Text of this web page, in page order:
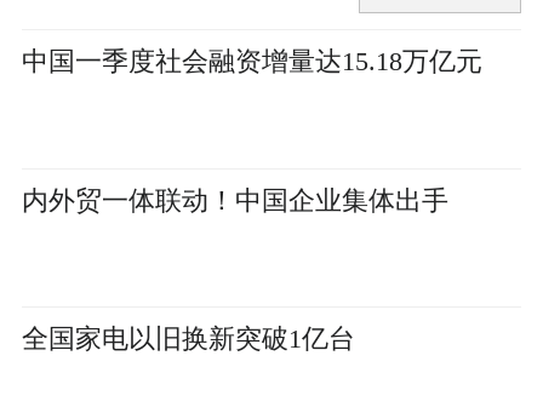
中国一季度社会融资增量达15.18万亿元
内外贸一体联动！中国企业集体出手
全国家电以旧换新突破1亿台